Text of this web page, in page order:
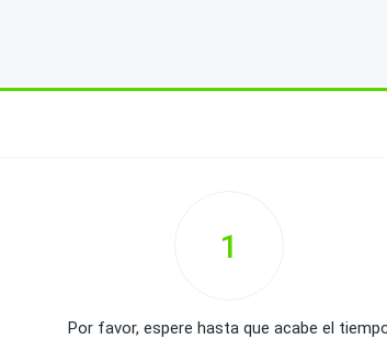
1
Por favor, espere hasta que acabe el